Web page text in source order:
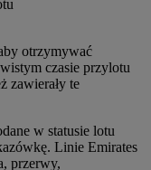
otrzymywać
czasie przylotu
zawierały te
w statusie lotu
Linie Emirates
przerwy,